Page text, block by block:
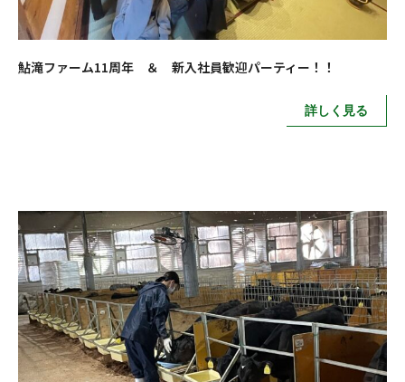
鮎滝ファーム11周年 ＆ 新入社員歓迎パーティー！！
詳しく見る